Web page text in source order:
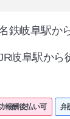
鉄岐阜駅か
岐阜駅から
報酬後払い可 弁